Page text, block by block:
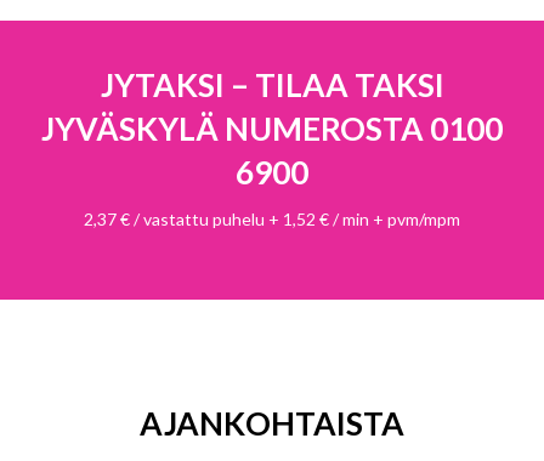
JYTAKSI – TILAA TAKSI
JYVÄSKYLÄ NUMEROSTA 0100
6900
2,37 € / vastattu puhelu + 1,52 € / min + pvm/mpm
AJANKOHTAISTA